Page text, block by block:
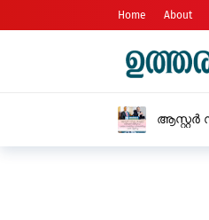
Home About
ആസ്റ്റർ